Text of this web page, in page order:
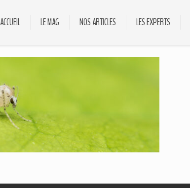
ACCUEIL LE MAG NOS ARTICLES LES EXPERTS